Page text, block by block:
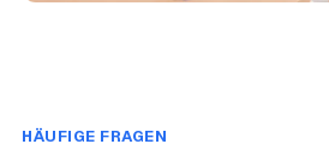
HÄUFIGE FRAGEN